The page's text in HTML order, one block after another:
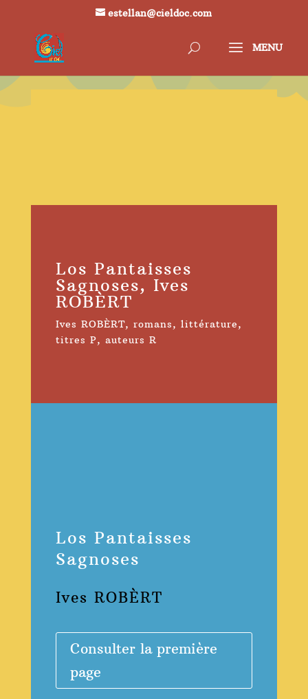
estellan@cieldoc.com
Los Pantaisses
Sagnoses, Ives
ROBÈRT
Ives ROBÈRT, romans, littérature,
titres P, auteurs R
Los Pantaisses
Sagnoses
Ives ROBÈRT
Consulter la première
page